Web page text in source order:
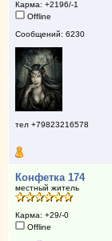
Карма: +2196/-1
Offline
Сообщений: 6230
тел +79823216578
Конфетка 174
местный житель
Карма: +29/-0
Offline